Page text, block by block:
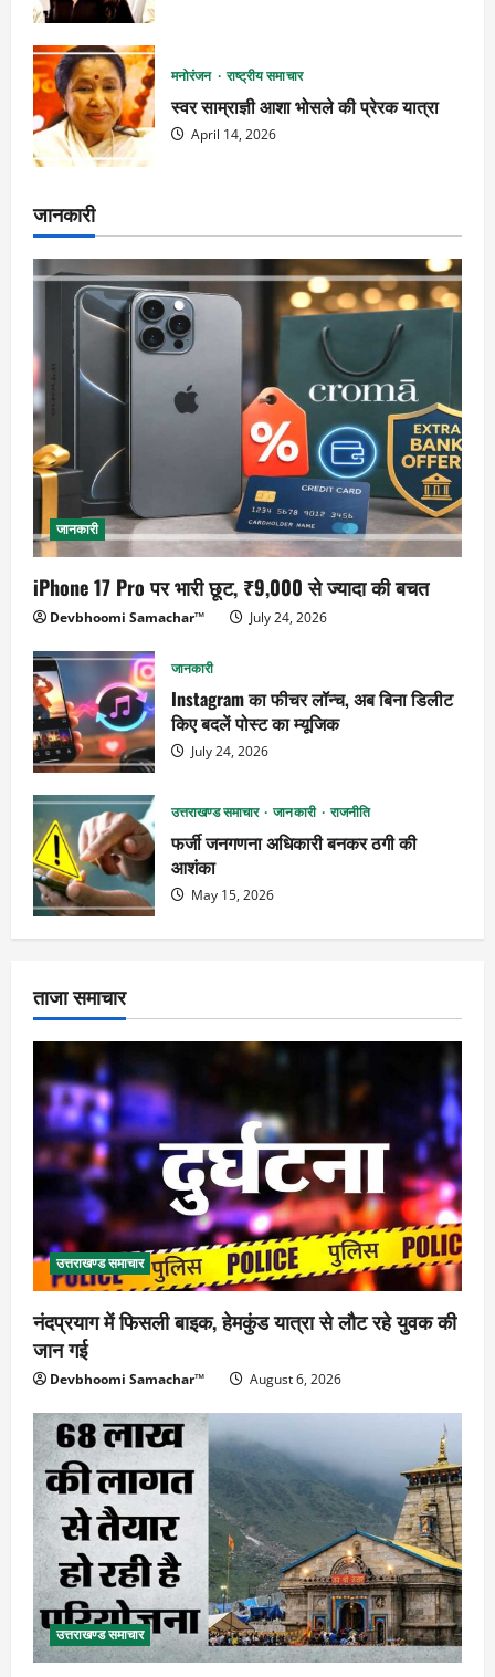
मनोरंजन राष्ट्रीय समाचार
स्वर साम्राज्ञी आशा भोसले की प्रेरक यात्रा
April 14, 2026
जानकारी
जानकारी
iPhone 17 Pro पर भारी छूट, ₹9,000 से ज्यादा की बचत
Devbhoomi Samachar™ July 24, 2026
जानकारी
Instagram का फीचर लॉन्च, अब बिना डिलीट
किए बदलें पोस्ट का म्यूजिक
July 24, 2026
उत्तराखण्ड समाचार जानकारी राजनीति
फर्जी जनगणना अधिकारी बनकर ठगी की
आशंका
May 15, 2026
ताजा समाचार
उत्तराखण्ड समाचार
नंदप्रयाग में फिसली बाइक, हेमकुंड यात्रा से लौट रहे युवक की
जान गई
Devbhoomi Samachar™ August 6, 2026
उत्तराखण्ड समाचार